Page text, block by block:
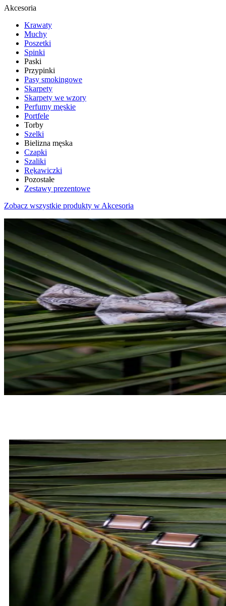
Akcesoria
Krawaty
Muchy
Poszetki
Spinki
Paski
Przypinki
Pasy smokingowe
Skarpety
Skarpety we wzory
Perfumy męskie
Portfele
Torby
Szelki
Bielizna męska
Czapki
Szaliki
Rękawiczki
Pozostałe
Zestawy prezentowe
Zobacz wszystkie produkty w Akcesoria